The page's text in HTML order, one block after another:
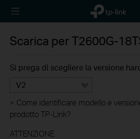
TP-Link,
Reliably
Scarica perT2600G-
Si prega di scegliere la versione
V2
> Come identificare modello e
prodotto TP-Link?
ATTENZIONE